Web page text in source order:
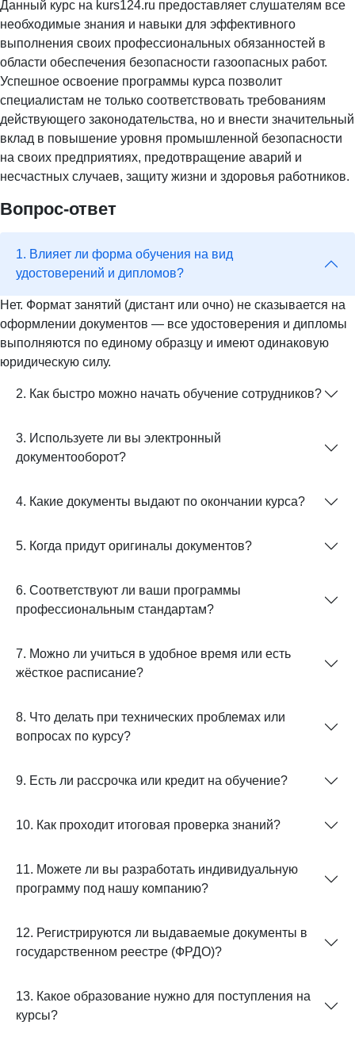
Данный курс на kurs124.ru предоставляет слушателям все
необходимые знания и навыки для эффективного
выполнения своих профессиональных обязанностей в
области обеспечения безопасности газоопасных работ.
Успешное освоение программы курса позволит
специалистам не только соответствовать требованиям
действующего законодательства, но и внести значительный
вклад в повышение уровня промышленной безопасности
на своих предприятиях, предотвращение аварий и
несчастных случаев, защиту жизни и здоровья работников.
Вопрос-ответ
1. Влияет ли форма обучения на вид
удостоверений и дипломов?
Нет. Формат занятий (дистант или очно) не сказывается на
оформлении документов — все удостоверения и дипломы
выполняются по единому образцу и имеют одинаковую
юридическую силу.
2. Как быстро можно начать обучение сотрудников?
3. Используете ли вы электронный
документооборот?
4. Какие документы выдают по окончании курса?
5. Когда придут оригиналы документов?
6. Соответствуют ли ваши программы
профессиональным стандартам?
7. Можно ли учиться в удобное время или есть
жёсткое расписание?
8. Что делать при технических проблемах или
вопросах по курсу?
9. Есть ли рассрочка или кредит на обучение?
10. Как проходит итоговая проверка знаний?
11. Можете ли вы разработать индивидуальную
программу под нашу компанию?
12. Регистрируются ли выдаваемые документы в
государственном реестре (ФРДО)?
13. Какое образование нужно для поступления на
курсы?